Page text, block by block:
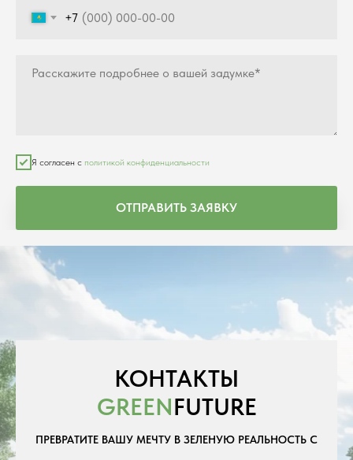
+7
Я согласен с политикой конфиденциальности
ОТПРАВИТЬ ЗАЯВКУ
КОНТАКТЫ
GREENFUTURE
ПРЕВРАТИТЕ ВАШУ МЕЧТУ В ЗЕЛЕНУЮ РЕАЛЬНОСТЬ С